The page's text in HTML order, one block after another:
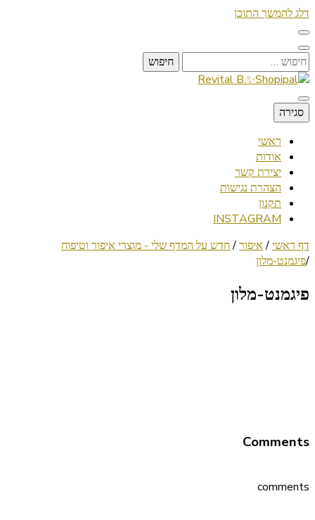
דלג להמשך התוכן
חיפוש:
Revital B.✨Shopipal
Lifestyle ✦ Beauty ✦ Vegan ✦ Travel
סגירה
ראשי
אודות
יצירת קשר
הצהרת נגישות
תקנון
INSTAGRAM
דף ראשי/ איפור/חדש על המדף שלי - מוצרי איפור וטיפוח
/פיגמנט-מלון
פיגמנט-מלון
Comments
comments